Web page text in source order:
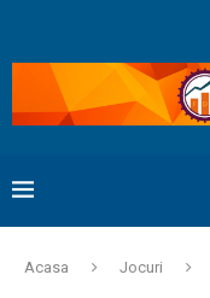
Acasa Jocuri